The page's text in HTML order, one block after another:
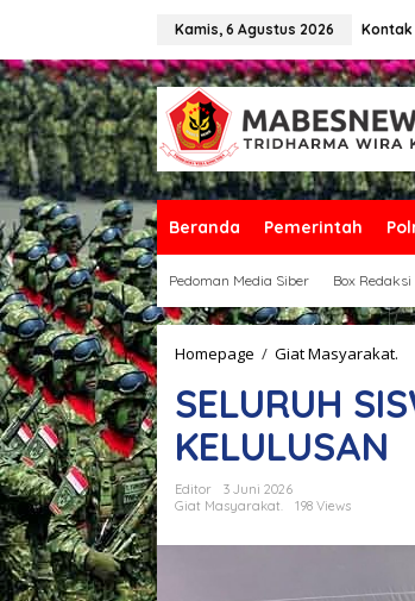
a
t
i
k
e
k
o
n
t
e
n
Kamis, 6 Agustus 2026 Kontak
Beranda Pemerintah
Pedoman Media Siber Box Redaksi
Homepage / Giat Masyarakat.
L
U
S
A
SELURUH
KELULUSAN
Editor
3 Juni 2026
Giat Masyarakat.
198 Views